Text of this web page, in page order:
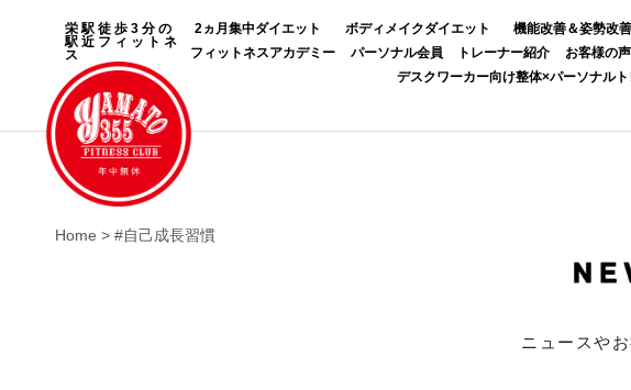
栄駅徒歩3分の
駅近フィットネ
ス
2ヵ月集中ダイエット ボディメイクダイエット 機能改善＆姿勢改善
フィットネスアカデミー
パーソナル会員 トレーナー紹介 お客様の声
デスクワーカー向け整体×パーソナル
Home > #自己成長習慣
ニュースや